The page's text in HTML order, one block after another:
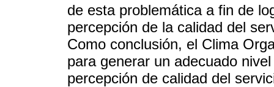
de esta problemática a fin de
percepción de la calidad del
Como conclusión, el Clima
para generar un adecuado
percepción de calidad del